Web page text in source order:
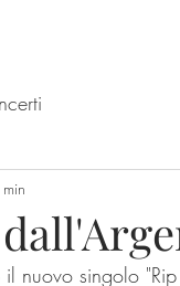
nuovo singolo "Rip